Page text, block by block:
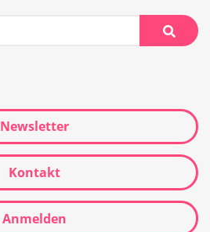
Suche
Newsletter
Kontakt
Anmelden